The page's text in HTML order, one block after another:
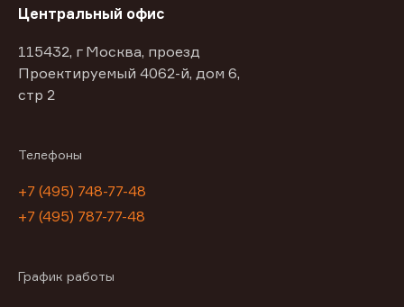
Центральный офис
115432, г Москва, проезд
Проектируемый 4062-й, дом 6,
стр 2
Телефоны
+7 (495) 748-77-48
+7 (495) 787-77-48
График работы